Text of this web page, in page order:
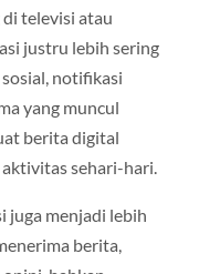
televisi atau
justru lebih sering
notifikasi
yang muncul
berita digital
sehari-hari.
juga menjadi lebih
berita,